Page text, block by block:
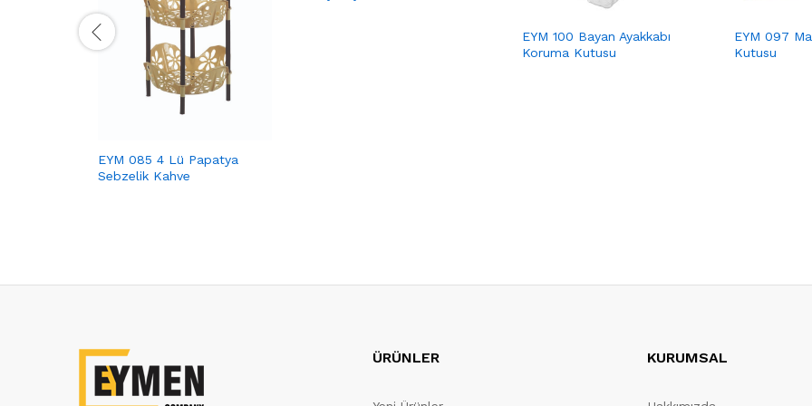
EYM 085 4 Lü Papatya
Sebzelik Kahve
EYM 100 Bayan Ayakkabı
Koruma Kutusu
EYM 097
Kutusu
ÜRÜNLER KURUMSAL